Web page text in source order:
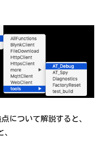
について解説すると、